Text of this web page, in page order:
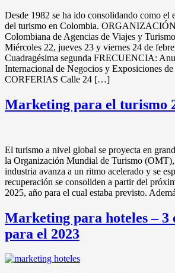
Desde 1982 se ha ido consolidando como el
del turismo en Colombia.
Colombiana de Agencias de Viajes y
Miércoles 22, jueves 23 y viernes 24 de
Cuadragésima segunda FRECUENCIA:
Internacional de Negocios y Exposiciones
CORFERIAS Calle 24 […]
Marketing para el turismo
El turismo a nivel global se proyecta en
la Organización Mundial de Turismo (OMT),
industria avanza a un ritmo acelerado y se
recuperación se consoliden a partir del
2025, año para el cual estaba previsto.
Marketing para hoteles – 3
para el 2023